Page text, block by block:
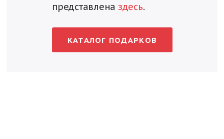
представлена здесь.
КАТАЛОГ ПОДАРКОВ